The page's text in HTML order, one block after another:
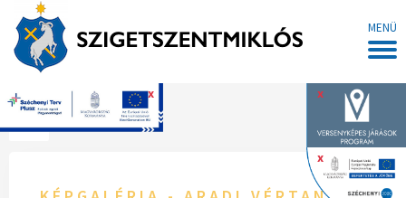
MENÜ
x
x
x
Főoldal